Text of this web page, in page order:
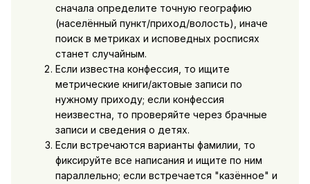
сначала определите точную географию
(населённый пункт/приход/волость), иначе
поиск в метриках и исповедных росписях
станет случайным.
Если известна конфессия, то ищите
метрические книги/актовые записи по
нужному приходу; если конфессия
неизвестна, то проверяйте через брачные
записи и сведения о детях.
Если встречаются варианты фамилии, то
фиксируйте все написания и ищите по ним
параллельно; если встречается "казённое" и